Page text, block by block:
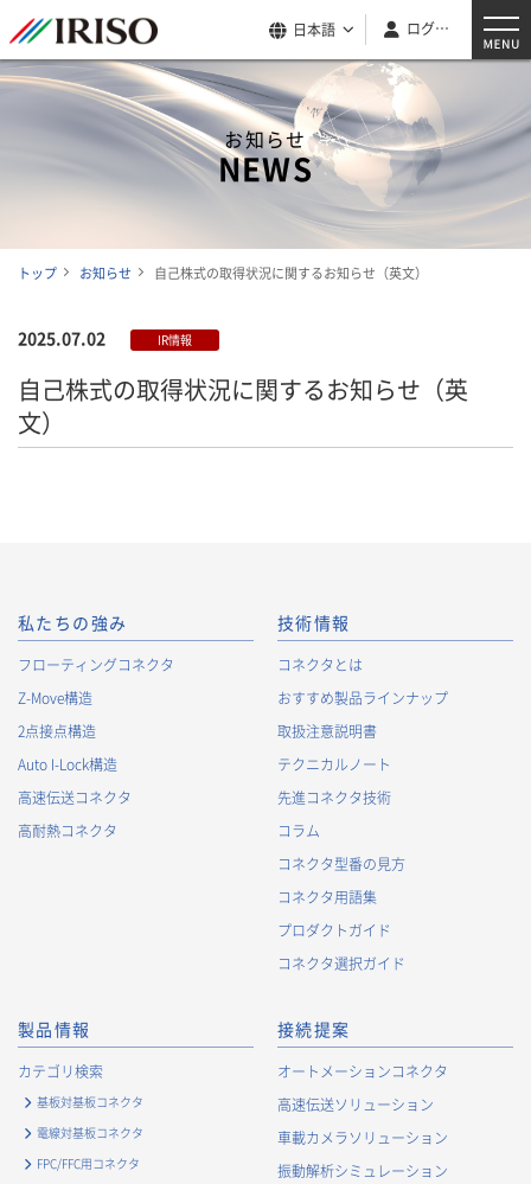
日本語 ログイン
お知らせ
NEWS
トップ お知らせ 自己株式の取得状況に関するお知らせ（英文）
2025.07.02 IR情報
自己株式の取得状況に関するお知らせ（英
文）
私たちの強み
フローティングコネクタ
Z-Move構造
2点接点構造
Auto I-Lock構造
高速伝送コネクタ
高耐熱コネクタ
技術情報
コネクタとは
おすすめ製品ラインナップ
取扱注意説明書
テクニカルノート
先進コネクタ技術
コラム
コネクタ型番の見方
コネクタ用語集
プロダクトガイド
コネクタ選択ガイド
製品情報
カテゴリ検索
基板対基板コネクタ
電線対基板コネクタ
FPC/FFC用コネクタ
接続提案
オートメーションコネクタ
高速伝送ソリューション
車載カメラソリューション
振動解析シミュレーション